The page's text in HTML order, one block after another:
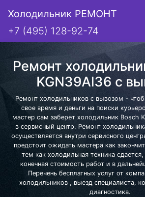
Холодильник РЕМОНТ
+7 (495) 128-92-74
Ремонт
KGN39AI36 с
Ремонт холодильников с вывозом -
свое время и деньги на поиски
мастер сам заберет холодильник Bosch
в сервисный центр. Ремонт
осуществляется внутри сервисного
предстоит ожидать мастера как
тем как холодильная техника
конечная стоимость работ и в
Перечень бесплатных услуг от
холодильников , выезд специалиста,
диагностика.